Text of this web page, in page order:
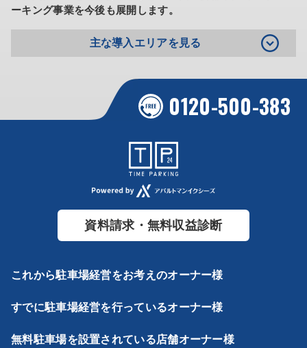
ーキング事業を今後も展開します。
主な導入エリアを見る
0120-500-383
資料請求・無料収益診断
これから駐車場経営をお考えのオーナー様
すでに駐車場経営を行っているオーナー様
無料駐車場を設置されている店舗オーナー様